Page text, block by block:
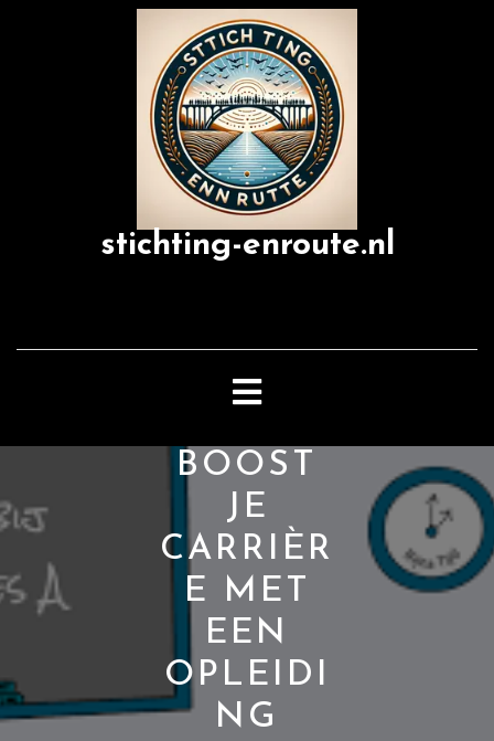
stichting-enroute.nl
Open
Button
BOOST
JE
CARRIÈR
E MET
EEN
OPLEIDI
NG